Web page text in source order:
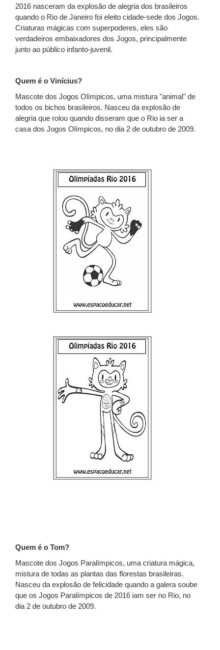
2016 nasceram da explosão de alegria dos brasileiros
quando o Rio de Janeiro foi eleito cidade-sede dos Jogos.
Criaturas mágicas com superpoderes, eles são
verdadeiros embaixadores dos Jogos, principalmente
junto ao público infanto-juvenil.
Quem é o Vinícius?
Mascote dos Jogos Olímpicos, uma mistura "animal" de
todos os bichos brasileiros. Nasceu da explosão de
alegria que rolou quando disseram que o Rio ia ser a
casa dos Jogos Olímpicos, no dia 2 de outubro de 2009.
Quem é o Tom?
Mascote dos Jogos Paralímpicos, uma criatura mágica,
mistura de todas as plantas das florestas brasileiras.
Nasceu da explosão de felicidade quando a galera soube
que os Jogos Paralímpicos de 2016 iam ser no Rio, no
dia 2 de outubro de 2009.